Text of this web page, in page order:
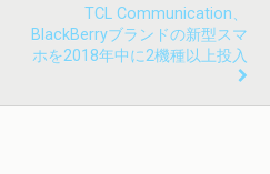
TCL Communication、
BlackBerryブランドの新型スマ
ホを2018年中に2機種以上投入